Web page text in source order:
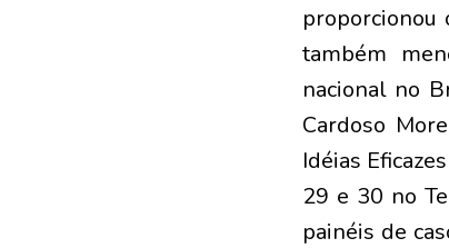
proporcionou
também
nacional no
Cardoso
Idéias
29 e 30 no
painéis de